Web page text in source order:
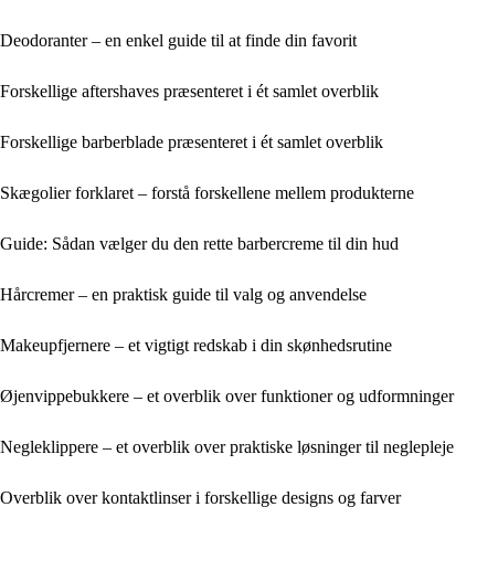
Deodoranter – en enkel guide til at finde din favorit
Forskellige aftershaves præsenteret i ét samlet overblik
Forskellige barberblade præsenteret i ét samlet overblik
Skægolier forklaret – forstå forskellene mellem produkterne
Guide: Sådan vælger du den rette barbercreme til din hud
Hårcremer – en praktisk guide til valg og anvendelse
Makeupfjernere – et vigtigt redskab i din skønhedsrutine
Øjenvippebukkere – et overblik over funktioner og udformninger
Negleklippere – et overblik over praktiske løsninger til neglepleje
Overblik over kontaktlinser i forskellige designs og farver